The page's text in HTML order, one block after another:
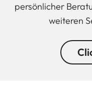
persönlicher
weiteren